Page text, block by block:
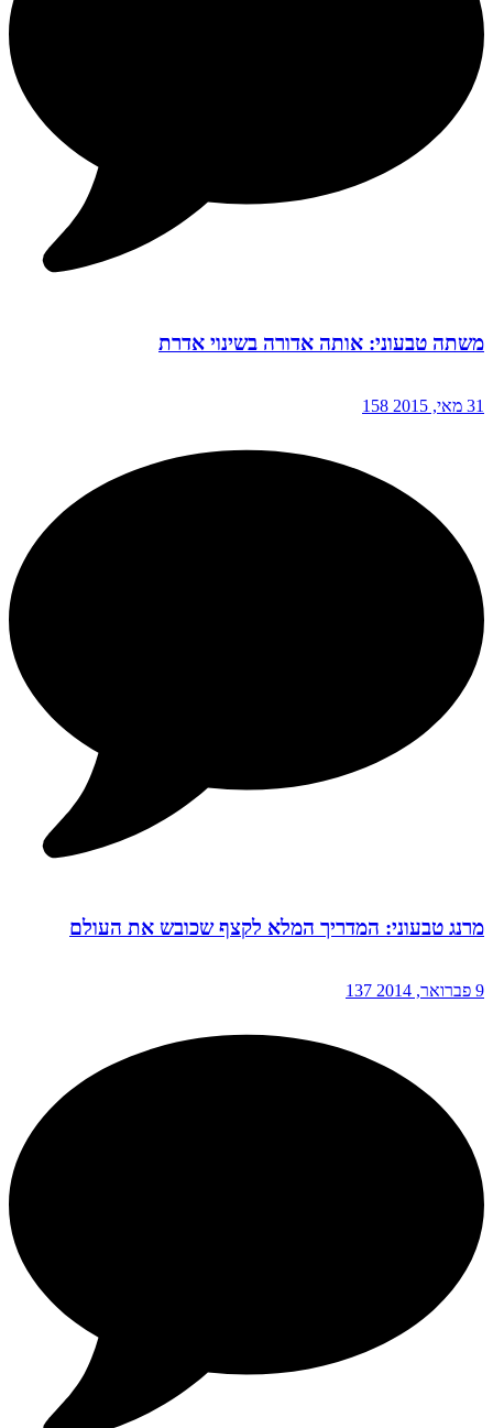
משתה טבעוני: אותה אדורה בשינוי אדרת
31 מאי, 2015 158
מרנג טבעוני: המדריך המלא לקצף שכובש את העולם
9 פברואר, 2014 137